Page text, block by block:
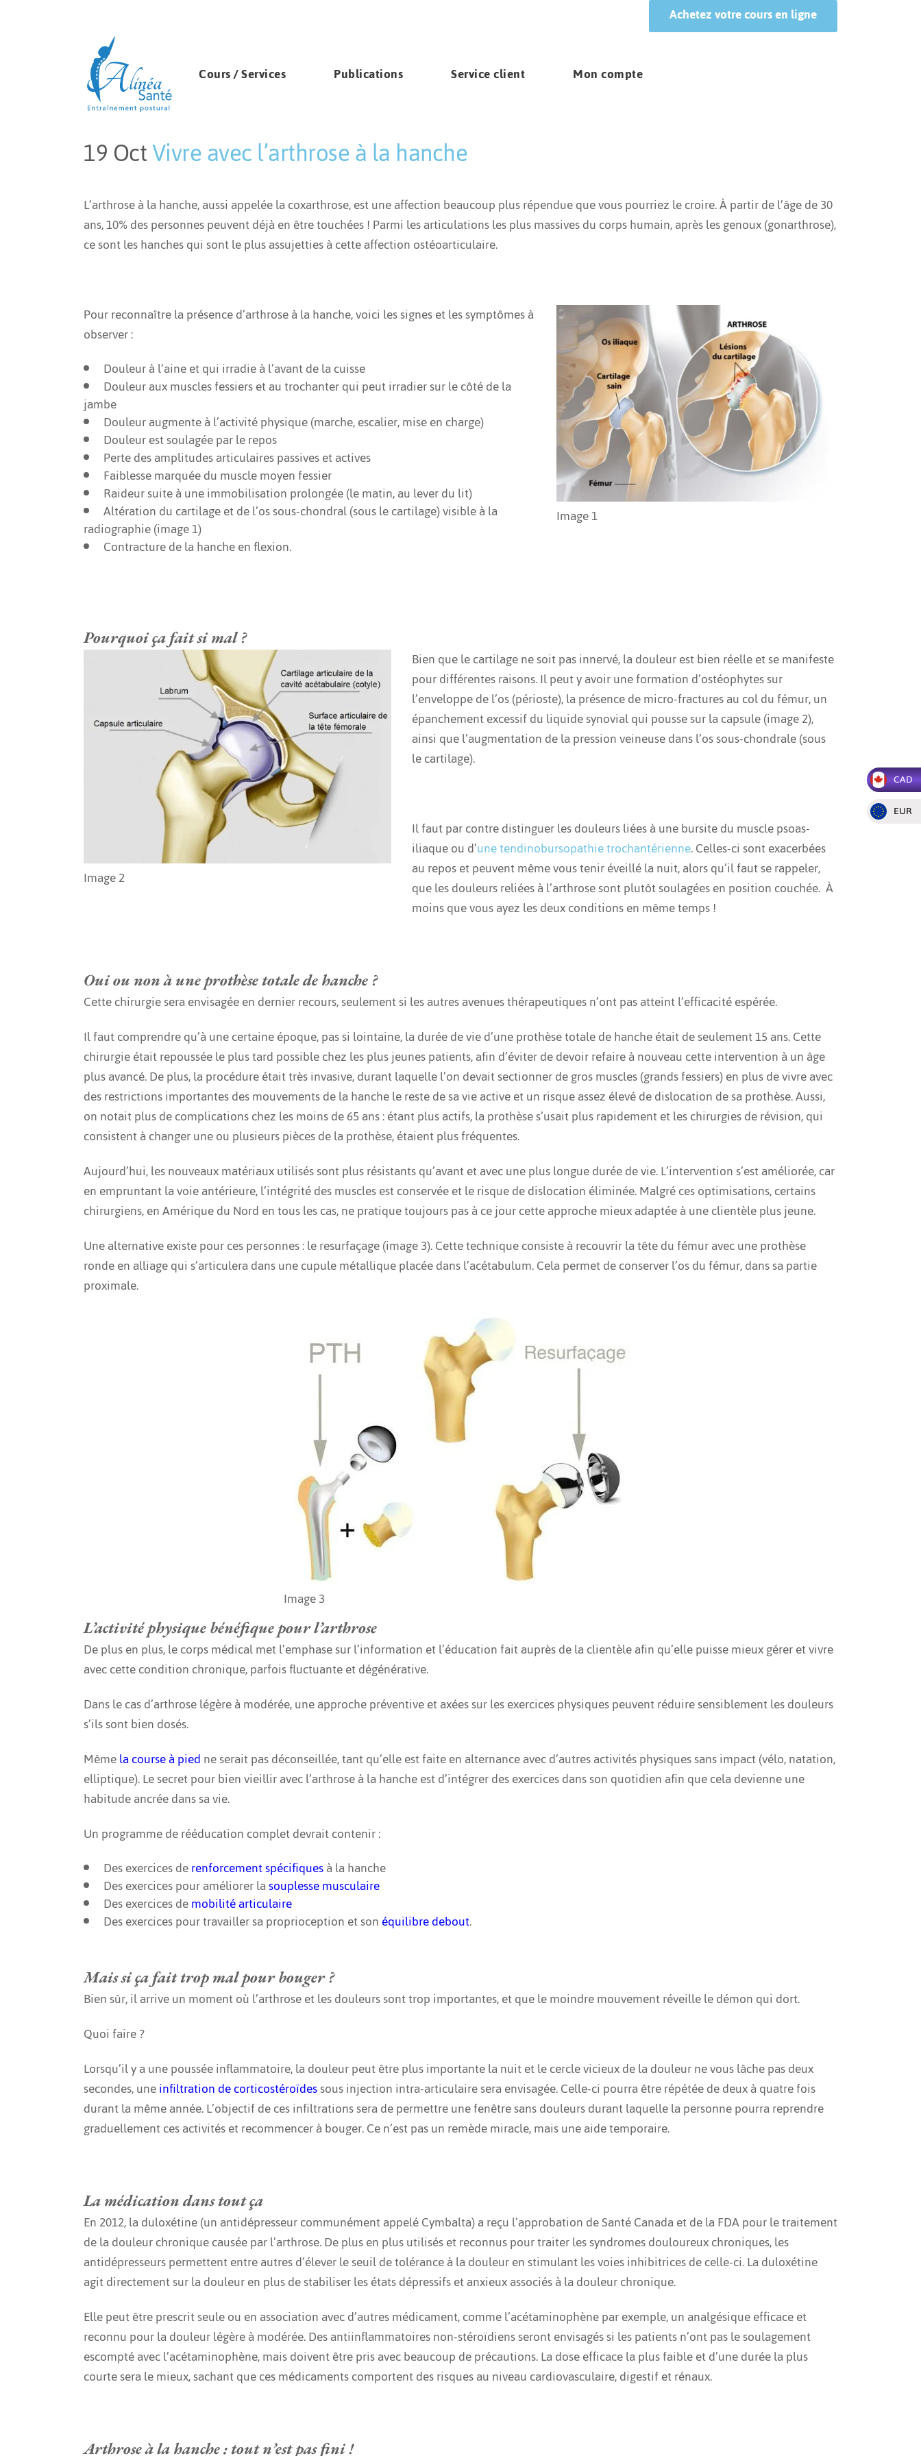
CAD
EUR
Achetez votre cours en ligne
Cours / Services Publications Service client Mon compte
19 OctVivre avec l’arthrose à la hanche
L’arthrose à la hanche, aussi appelée la coxarthrose, est une affection beaucoup plus répendue que vous pourriez le croire. À partir de l’âge de 30
ans, 10% des personnes peuvent déjà en être touchées ! Parmi les articulations les plus massives du corps humain, après les genoux (gonarthrose),
ce sont les hanches qui sont le plus assujetties à cette affection ostéoarticulaire.
Image 1
Pour reconnaître la présence d’arthrose à la hanche, voici les signes et les symptômes à
observer :
Douleur à l’aine et qui irradie à l’avant de la cuisse
Douleur aux muscles fessiers et au trochanter qui peut irradier sur le côté de la
jambe
Douleur augmente à l’activité physique (marche, escalier, mise en charge)
Douleur est soulagée par le repos
Perte des amplitudes articulaires passives et actives
Faiblesse marquée du muscle moyen fessier
Raideur suite à une immobilisation prolongée (le matin, au lever du lit)
Altération du cartilage et de l’os sous-chondral (sous le cartilage) visible à la
radiographie (image 1)
Contracture de la hanche en flexion.
Pourquoi ça fait si mal ?
Image 2
Bien que le cartilage ne soit pas innervé, la douleur est bien réelle et se manifeste
pour différentes raisons. Il peut yavoir une formation d’ostéophytes sur
l’enveloppe de l’os (périoste), la présence de micro-fractures au col du fémur, un
épanchement excessif du liquide synovial qui pousse sur la capsule (image 2),
ainsi que l’augmentation de la pression veineuse dans l’os sous-chondrale (sous
le cartilage).
Il faut par contre distinguer les douleurs liées à une bursite du muscle psoas-
iliaque ou d’une tendinobursopathie trochantérienne. Celles-ci sont exacerbées
au repos et peuvent même vous tenir éveillé la nuit, alors qu’il faut se rappeler,
que les douleurs reliées à l’arthrose sont plutôt soulagées en position couchée. À
moins que vous ayez les deux conditions en même temps !
Oui ou non à une prothèse totale de hanche ?
Cette chirurgie sera envisagée en dernier recours, seulement si les autres avenues thérapeutiques n’ont pas atteint l’efficacité espérée.
Il faut comprendre qu’à une certaine époque, pas si lointaine, la durée de vie d’une prothèse totale de hanche était de seulement 15 ans. Cette
chirurgie était repoussée le plus tard possible chez les plus jeunes patients, afin d’éviter de devoir refaire à nouveau cette intervention à un âge
plus avancé. De plus, la procédure était très invasive, durant laquelle l’on devait sectionner de gros muscles (grands fessiers) en plus de vivre avec
des restrictions importantes des mouvements de la hanche le reste de sa vie active et un risque assez élevé de dislocation de sa prothèse. Aussi,
onnotait plus de complications chez les moins de 65 ans : étant plus actifs, la prothèse s’usait plus rapidement et les chirurgies de révision, qui
consistent à changer une ou plusieurs pièces de la prothèse, étaient plus fréquentes.
Aujourd’hui, les nouveaux matériaux utilisés sont plus résistants qu’avant et avec une plus longue durée de vie. L’intervention s’est améliorée, car
en empruntant la voie antérieure, l’intégrité des muscles est conservée et le risque de dislocation éliminée. Malgré ces optimisations, certains
chirurgiens, en Amérique du Nord en tous les cas, ne pratique toujours pas à ce jour cette approche mieux adaptée à une clientèle plus jeune.
Une alternative existe pour ces personnes : le resurfaçage (image 3). Cette technique consiste à recouvrir la tête du fémur avec une prothèse
ronde en alliage qui s’articulera dans une cupule métallique placée dans l’acétabulum. Cela permet de conserver l’os du fémur, dans sa partie
proximale.
Image 3
L’activité physique bénéfique pour l’arthrose
De plus en plus, le corps médical met l’emphase sur l’information et l’éducation fait auprès de la clientèle afin qu’elle puisse mieux gérer et vivre
avec cette condition chronique, parfois fluctuante et dégénérative.
Dans le cas d’arthrose légère à modérée, une approche préventive et axées sur les exercices physiques peuvent réduire sensiblement les douleurs
s’ils sont bien dosés.
Mêmela course à piedne serait pas déconseillée, tant qu’elle est faite en alternance avec d’autres activités physiques sans impact (vélo, natation,
elliptique). Le secret pour bien vieillir avec l’arthrose à la hanche est d’intégrer des exercices dans son quotidien afin que cela devienne une
habitude ancrée dans sa vie.
Un programme de rééducation complet devrait contenir :
Des exercices derenforcement spécifiquesà la hanche
Des exercices pour améliorer lasouplesse musculaire
Des exercices demobilité articulaire
Des exercices pour travailler sa proprioception et sonéquilibre debout.
Mais si ça fait trop mal pour bouger ?
Bien sûr, il arrive un moment où l’arthrose et les douleurs sont trop importantes, et que le moindre mouvement réveille le démon qui dort.
Quoi faire ?
Lorsqu’il y a une poussée inflammatoire, la douleur peut être plus importante la nuit et le cercle vicieux de la douleur ne vous lâche pas deux
secondes, uneinfiltration de corticostéroïdessous injection intra-articulaire sera envisagée. Celle-ci pourra être répétée de deux à quatre fois
durant la même année. L’objectif de ces infiltrations sera de permettre une fenêtre sans douleurs durant laquelle la personne pourra reprendre
graduellement ces activités et recommencer à bouger. Ce n’est pas un remède miracle, mais une aide temporaire.
La médication dans tout ça
En 2012, la duloxétine (un antidépresseur communément appelé Cymbalta) a reçu l’approbation de Santé Canada et de la FDA pour le traitement
de la douleur chronique causée par l’arthrose. De plus en plus utilisés et reconnus pour traiter les syndromes douloureux chroniques, les
antidépresseurs permettent entre autres d’élever le seuil de tolérance à la douleur en stimulant les voies inhibitrices de celle-ci. La duloxétine
agit directement sur la douleur en plus de stabiliser les états dépressifs et anxieux associés à la douleur chronique.
Elle peut être prescrit seule ou en association avec d’autres médicament, comme l’acétaminophène par exemple, un analgésique efficace et
reconnu pour la douleur légère à modérée. Des antiinflammatoires non-stéroïdiens seront envisagés si les patients n’ont pas le soulagement
escompté avec l’acétaminophène, mais doivent être pris avec beaucoup de précautions. La dose efficace la plus faible et d’une durée la plus
courte sera le mieux, sachant que ces médicaments comportent des risques au niveau cardiovasculaire, digestif et rénaux.
Arthrose à la hanche : tout n’est pas fini !